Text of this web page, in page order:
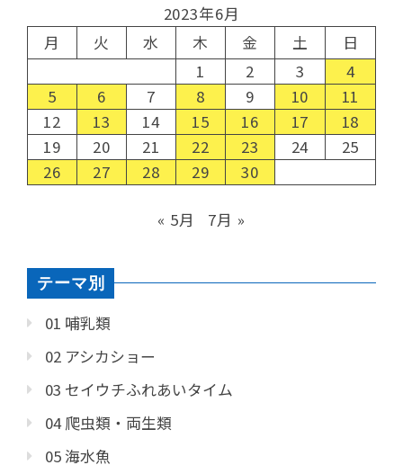
2023年6月
月
火 水 木 金 土
日
1
2 3
4
5
6 7 8 9 10
11
12
13 14 15 16 17
18
19
20 21 22 23 24
25
26
27 28 29 30
« 5月 7月 »
テーマ別
01 哺乳類
02 アシカショー
03 セイウチふれあいタイム
04 爬虫類・両生類
05 海水魚